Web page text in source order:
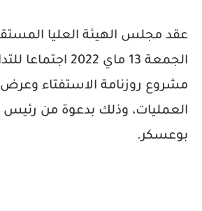
عقد مجلس الهيئة العليا
الجمعة 13 ماي 2022
مشروع روزنامة الاستفتاء
العمليات، وذلك بدعوة من رئيس
بوعسكر.